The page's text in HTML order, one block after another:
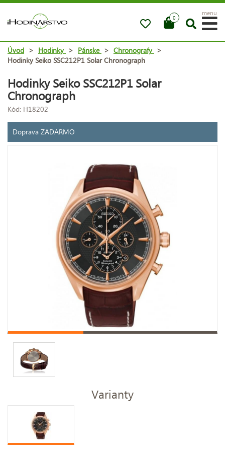
0
menu
Úvod > Hodinky > Pánske > Chronografy >
Hodinky Seiko SSC212P1 Solar Chronograph
Hodinky Seiko SSC212P1 Solar
Chronograph
Kód: H18202
Doprava ZADARMO
Varianty